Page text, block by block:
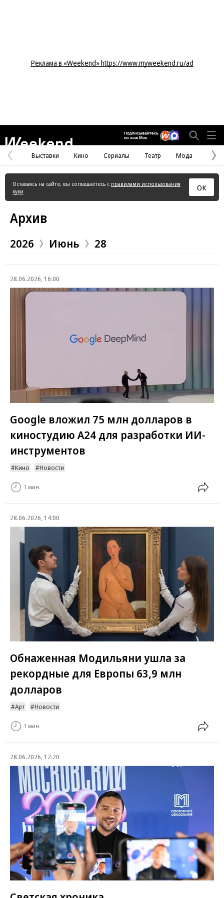
Реклама в «Weekend» https://www.myweekend.ru/ad
Предыдущая
страница
Выставки Кино Сериалы Театр Мода
Оставаясь на сайте, вы соглашаетесь с правилами использования
куки
ОК
Архив
2026 Июнь 28
28.06.2026, 16:00
Google вложил 75 млн долларов в
киностудию A24 для разработки ИИ-
инструментов
Кино Новости
1 мин.
28.06.2026, 14:00
Обнаженная Модильяни ушла за
рекордные для Европы 63,9 млн
долларов
Арт Новости
1 мин.
28.06.2026, 12:20